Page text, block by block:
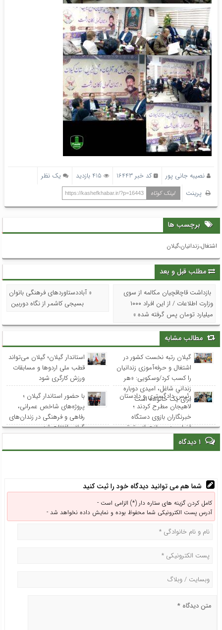
نصیبه جانی پور کد خبر 16443 415 بازدید
يک نظر
پرینت
لینک کوتاه https://kashefkhabar.ir/?p=16443
برچسب ها
اشتغال،زندانیان،گیلان
مطلب قبل و بعد
بازداشت قاچاقچیان مکالمه از سوی
وزارت اطلاعات / از این افراد ۱۰۰۰
میلیارد تومان پس گرفته شده »
« آباددستاوردهای فرهنگی بانوان
بسیجی کاشمر از نگاه دوربین
مطالب مشابه
گیلان رتبه نخست کشور در
اشتغال و حرفه‌آموزی زندانیان
را کسب کرد/وسکویی: «هر
زندانیِ شاغل، امیدی دوباره
برای یک خانواده است
استاندار گیلان؛ گیلان می‌تواند
قطب ملی اردوها و مسابقات
ورزش کارگری شود
رئیس دادگستری و دادستان
لاهیجان مطرح کردند ؛
خبرنگاران بازوی دستگاه
قضایی در صیانت از حقوق
عامه هستند
با حضور استاندار گیلان ؛
پروژه‌های شاخص عمرانی،
رفاهی و فرهنگی در زندان‌های
گیلان افتتاح شد
۱ دیدگاه
شما هم می توانید دیدگاه خود را ثبت کنید
کامل کردن گزینه های ستاره دار (*) الزامی است -
آدرس پست الکترونیکی شما محفوظ بوده و نمایش داده نخواهد شد -